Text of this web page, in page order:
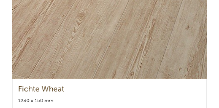
Fichte Wheat
1230 x 150 mm